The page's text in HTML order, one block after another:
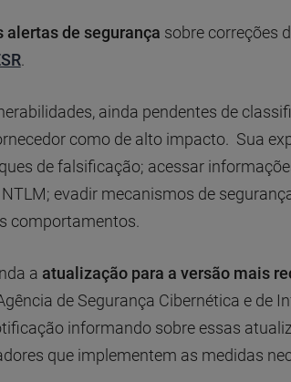
de segurança sobre correções
.
ainda pendentes de
como de alto impacto. Sua
de falsificação; acessar
evadir mecanismos de
comportamentos.
a atualização para a versão mais
de Segurança Cibernética e de
informando sobre essas
que implementem as medidas